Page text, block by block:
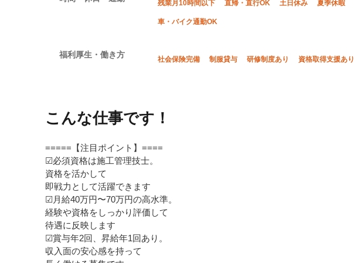
残業月10時間以下 直帰・直行OK 土日休み 夏季休暇
車・バイク通勤OK
福利厚生・働き方 社会保険完備 制服貸与 研修制度あり 資格取得支援あり
こんな仕事です！
=====【注目ポイント】====
☑必須資格は施工管理技士。
資格を活かして
即戦力として活躍できます
☑月給40万円〜70万円の高水準。
経験や資格をしっかり評価して
待遇に反映します
☑賞与年2回、昇給年1回あり。
収入面の安心感を持って